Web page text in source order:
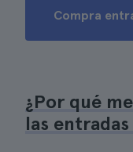
Compra
¿Por qué
las